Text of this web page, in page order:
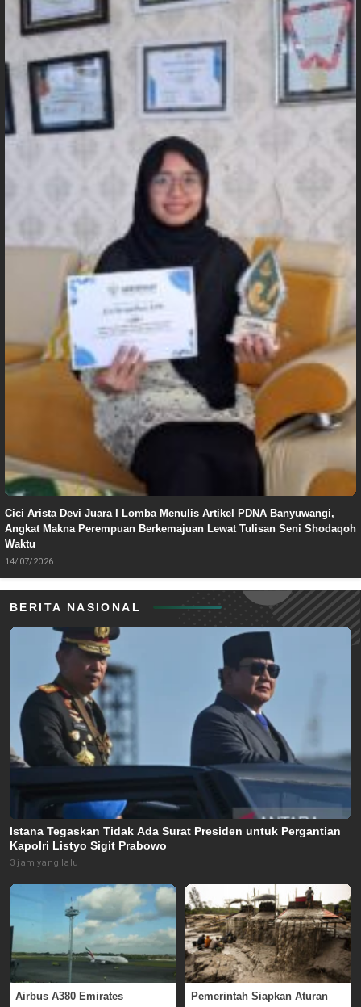
Cici Arista Devi Juara I Lomba Menulis Artikel PDNA Banyuwangi,
Angkat Makna Perempuan Berkemajuan Lewat Tulisan Seni Shodaqoh
Waktu
14/07/2026
BERITA NASIONAL
Istana Tegaskan Tidak Ada Surat Presiden untuk Pergantian
Kapolri Listyo Sigit Prabowo
3 jam yang lalu
Airbus A380 Emirates
Pemerintah Siapkan Aturan